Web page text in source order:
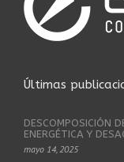
Últimas
DESCOMPOSICIÓN
ENERGÉTICA Y
mayo 14, 2025